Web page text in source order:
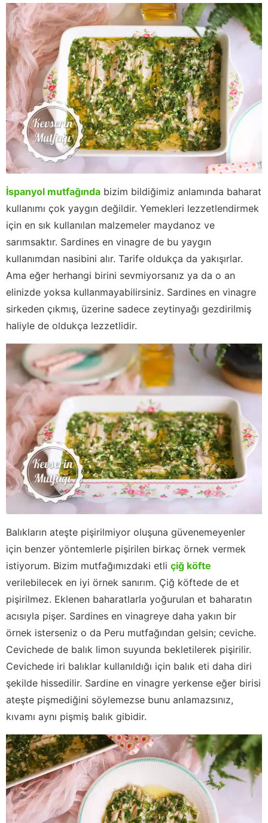
İspanyol mutfağında bizim bildiğimiz anlamında baharat
kullanımı çok yaygın değildir. Yemekleri lezzetlendirmek
için en sık kullanılan malzemeler maydanoz ve
sarımsaktır. Sardines en vinagre de bu yaygın
kullanımdan nasibini alır. Tarife oldukça da yakışırlar.
Ama eğer herhangi birini sevmiyorsanız ya da o an
elinizde yoksa kullanmayabilirsiniz. Sardines en vinagre
sirkeden çıkmış, üzerine sadece zeytinyağı gezdirilmiş
haliyle de oldukça lezzetlidir.
Balıkların ateşte pişirilmiyor oluşuna güvenemeyenler
için benzer yöntemlerle pişirilen birkaç örnek vermek
istiyorum. Bizim mutfağımızdaki etli çiğ köfte
verilebilecek en iyi örnek sanırım. Çiğ köftede de et
pişirilmez. Eklenen baharatlarla yoğurulan et baharatın
acısıyla pişer. Sardines en vinagreye daha yakın bir
örnek isterseniz o da Peru mutfağından gelsin; ceviche.
Cevichede de balık limon suyunda bekletilerek pişirilir.
Cevichede iri balıklar kullanıldığı için balık eti daha diri
şekilde hissedilir. Sardine en vinagre yerkense eğer birisi
ateşte pişmediğini söylemezse bunu anlamazsınız,
kıvamı aynı pişmiş balık gibidir.